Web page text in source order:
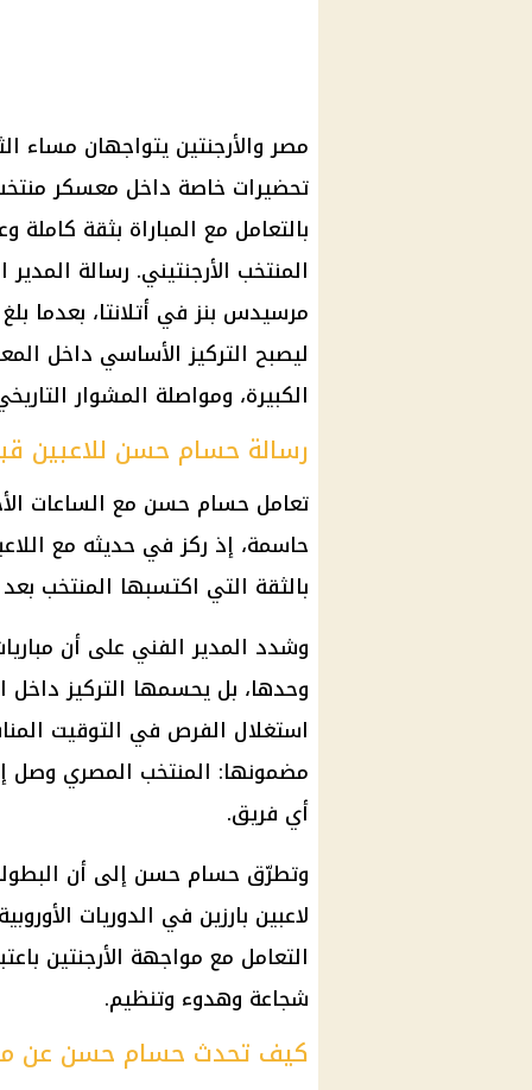
تحضيرات خاصة داخل معسكر
بالتعامل مع المباراة بثقة
المنتخب الأرجنتيني. رسالة
مرسيدس بنز في أتلانتا، بعدما
ليصبح التركيز الأساسي داخل
الكبيرة، ومواصلة المشوار
رسالة حسام حسن للاعبين
تعامل حسام حسن مع الساعات
حاسمة، إذ ركز في حديثه مع
بالثقة التي اكتسبها المنتخب
وشدد المدير الفني على أن
وحدها، بل يحسمها التركيز داخل
استغلال الفرص في التوقيت
مضمونها: المنتخب المصري وصل
أي فريق.
وتطرّق حسام حسن إلى أن
لاعبين بارزين في الدوريات
التعامل مع مواجهة الأرجنتين
شجاعة وهدوء وتنظيم.
كيف تحدث حسام حسن عن